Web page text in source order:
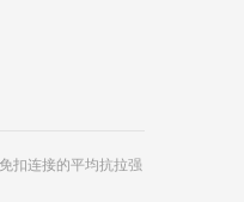
扣连接的平均抗拉强